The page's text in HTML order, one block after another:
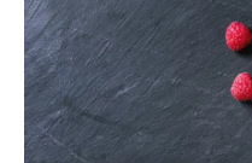
plugins
pour
WP
(infographie)